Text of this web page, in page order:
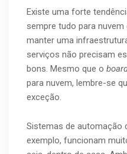
Existe uma forte
sempre tudo para
manter uma
serviços não precisam
bons. Mesmo que o
para nuvem, lembre-se
exceção.
Sistemas de automação
exemplo, funcionam